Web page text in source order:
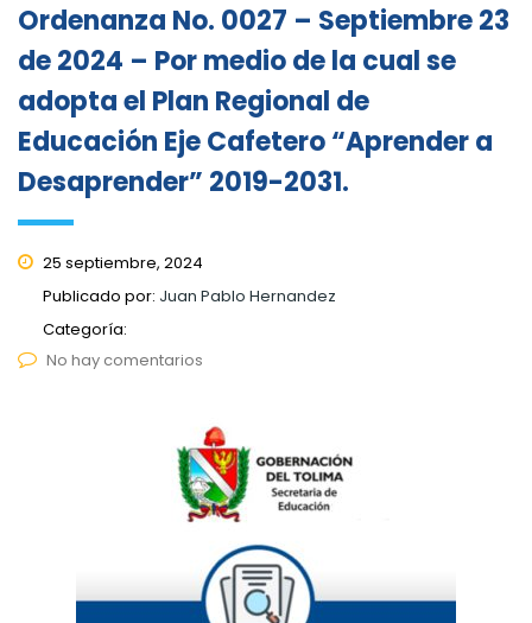
Ordenanza No. 0027 – Septiembre 23
de 2024 – Por medio de la cual se
adopta el Plan Regional de
Educación Eje Cafetero “Aprender a
Desaprender” 2019-2031.
25 septiembre, 2024
Publicado por: Juan Pablo Hernandez
Categoría:
No hay comentarios